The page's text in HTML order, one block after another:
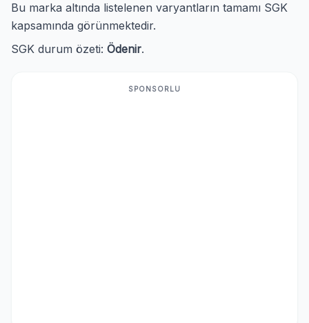
Bu marka altında listelenen varyantların tamamı SGK
kapsamında görünmektedir.
SGK durum özeti: Ödenir.
SPONSORLU